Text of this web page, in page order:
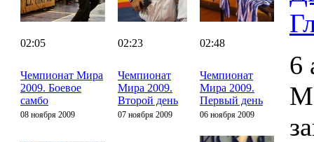
02:05
Чемпионат Мира
2009. Боевое
самбо
08 ноября 2009
02:23
Чемпионат
Мира 2009.
Второй день
07 ноября 2009
02:48
Чемпионат
Мира 2009.
Первый день
06 ноября 2009
6